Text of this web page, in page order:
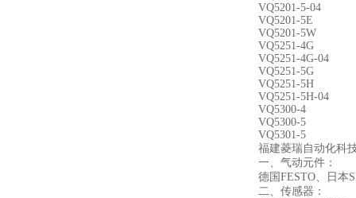
VQ5201-5-04
VQ5201-5E
VQ5201-5W
VQ5251-4G
VQ5251-4G-04
VQ5251-5G
VQ5251-5H
VQ5251-5H-04
VQ5300-4
VQ5300-5
VQ5301-5
福建菱瑞自动化科
一、气动元件：
德国FESTO、日本
二、传感器：